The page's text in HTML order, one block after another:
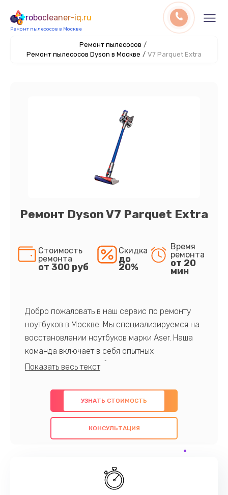
robocleaner-iq.ru
Ремонт пылесосов в Москве
Ремонт пылесосов /
Ремонт пылесосов Dyson в Москве / V7 Parquet Extra
Ремонт Dyson V7 Parquet Extra
Стоимость
ремонта
от 300 руб
Скидка
до
20%
Время
ремонта
от 20
мин
Добро пожаловать в наш сервис по ремонту
ноутбуков в Москве. Мы специализируемся на
восстановлении ноутбуков марки Aser. Наша
команда включает в себя опытных
профессионалов с обширными знаниями и
предлагаем быстрый и качественный ремонт с
использованием оригинальных компонентов, а
также гарантируем качество всех
проведенных работ. Наша цель - предоставить
наилучшим образом. Не медлите записаться на
УЗНАТЬ СТОИМОСТЬ
КОНСУЛЬТАЦИЯ